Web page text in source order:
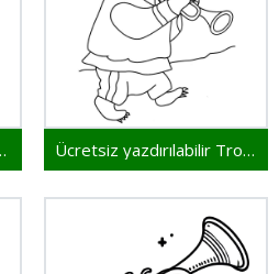
görsel Ücretsiz yazdırılabilir Trompet